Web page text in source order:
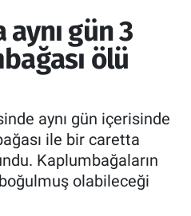
aynı gün 3
ölü
aynı gün içerisinde
ile bir caretta
Kaplumbağaların
olabileceği
ve Fikstür